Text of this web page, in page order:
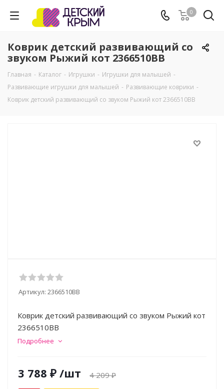
0
Коврик детский развивающий со
звуком Рыжий кот 2366510BB
Главная - Каталог - Игрушки - Игрушки для малышей -
Развивающие игрушки для малышей - Развивающие коврики -
Коврик детский развивающий со звуком Рыжий кот 2366510BB
Артикул: 2366510BB
Коврик детский развивающий со звуком Рыжий кот
2366510BB
Подробнее
3 788 ₽ /шт 4 209₽